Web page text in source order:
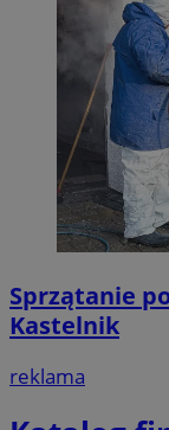
Sprzątanie
Kastelnik
reklama